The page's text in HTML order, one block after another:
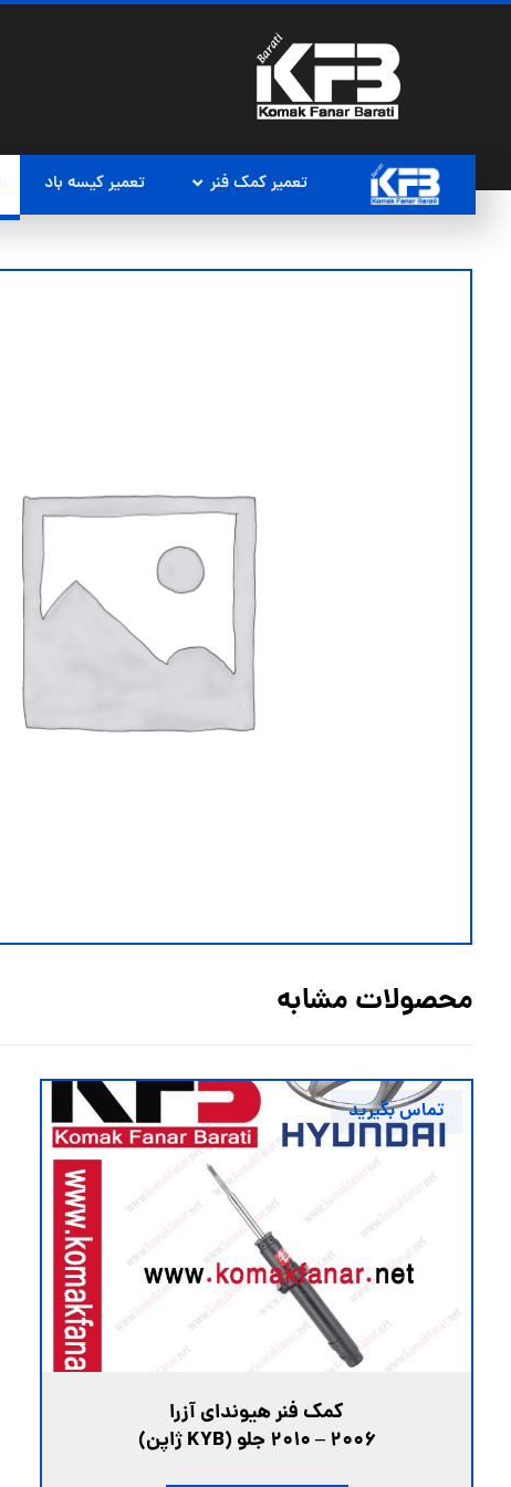
تعمیر کمک فنر تعمیر کیسه باد
محصولات مشابه
کمک فنر هیوندای آزرا
۲۰۰۶ – ۲۰۱۰ جلو (KYB ژاپن)
تماس بگیرید